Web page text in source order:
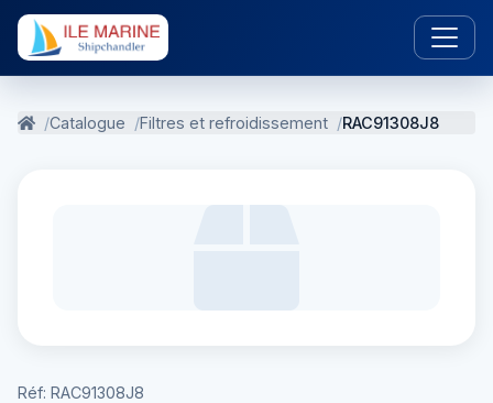
Catalogue Filtres et refroidissement RAC91308J8
Réf: RAC91308J8